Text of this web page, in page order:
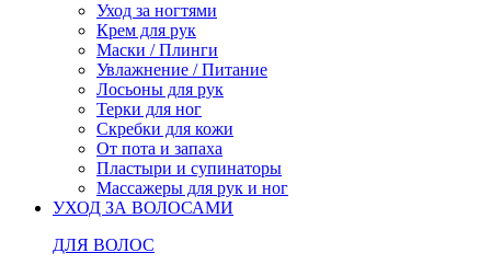
Уход за ногтями
Крем для рук
Маски / Плинги
Увлажнение / Питание
Лосьоны для рук
Терки для ног
Скребки для кожи
От пота и запаха
Пластыри и супинаторы
Массажеры для рук и ног
УХОД ЗА ВОЛОСАМИ
ДЛЯ ВОЛОС